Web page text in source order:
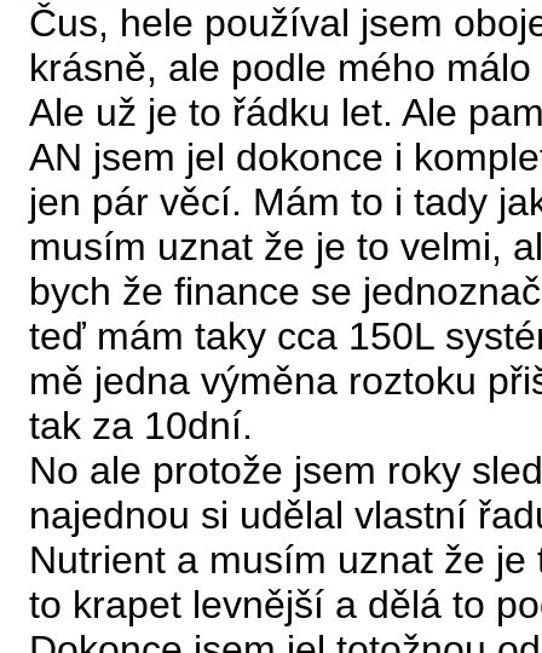
Čus, hele používal jsem
krásně, ale podle mého
Ale už je to řádku let. Ale
AN jsem jel dokonce i
jen pár věcí. Mám to i tady
musím uznat že je to velmi,
bych že finance se
teď mám taky cca 150L
mě jedna výměna roztoku
tak za 10dní.
No ale protože jsem roky
najednou si udělal vlastní
Nutrient a musím uznat že
to krapet levnější a dělá to